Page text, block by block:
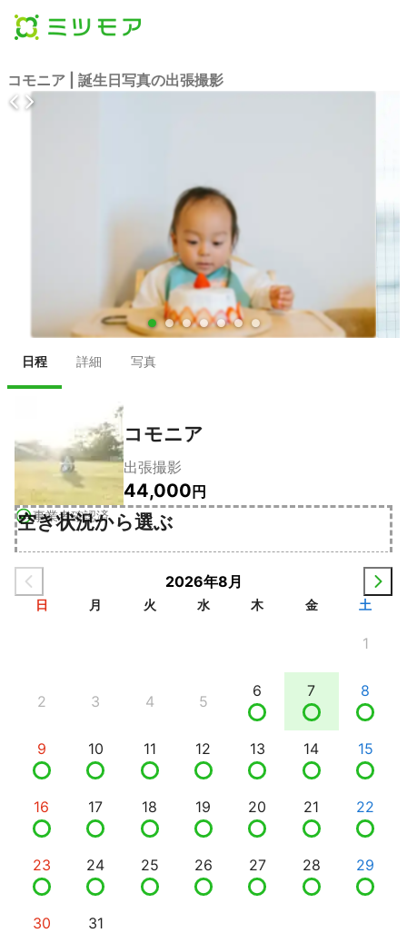
コモニア | 誕生日写真の出張撮影
● ● ● ● ● ● ●
日程 詳細 写真
事業者確認済
コモニア
出張撮影
44,000円
空き状況から選ぶ
2026年8月
日 月 火 水 木 金 土
1
2 3 4 5
6 7 8
9 10 11 12 13 14 15
16 17 18 19 20 21 22
23 24 25 26 27 28 29
30 31